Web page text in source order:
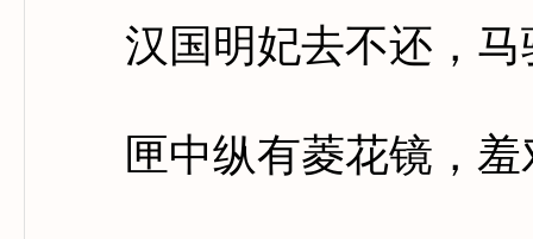
汉国明妃去不还，马
匣中纵有菱花镜，羞